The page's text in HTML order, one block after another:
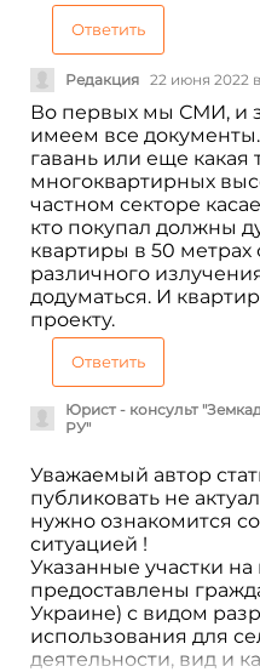
Ответить
Редакция 22 июня 2022 в
Во первых мы СМИ, и
имеем все
гавань или еще какая
многоквартирных
частном секторе
кто покупал должны
квартиры в 50 метрах
различного
додуматься. И
проекту.
Ответить
Юрист - консульт
РУ"
Уважаемый автор
публиковать не
нужно ознакомится
ситуацией !
Указанные участки
предоставлены
Украине) с видом
использования для
деятельности, вид и